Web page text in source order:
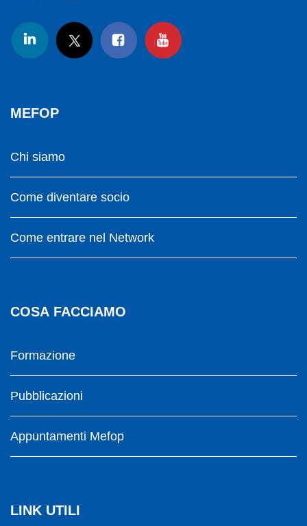
MEFOP
Chi siamo
Come diventare socio
Come entrare nel Network
COSA FACCIAMO
Formazione
Pubblicazioni
Appuntamenti Mefop
LINK UTILI